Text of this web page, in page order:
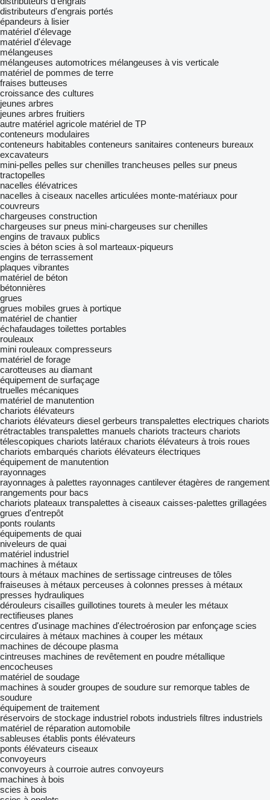
distributeurs d'engrais portés
épandeurs à lisier
matériel d'élevage
matériel d'élevage
mélangeuses
mélangeuses automotrices mélangeuses à vis verticale
matériel de pommes de terre
fraises butteuses
croissance des cultures
jeunes arbres
jeunes arbres fruitiers
autre matériel agricole matériel de TP
conteneurs modulaires
conteneurs habitables conteneurs sanitaires conteneurs bureaux
excavateurs
mini-pelles pelles sur chenilles trancheuses pelles sur pneus
tractopelles
nacelles élévatrices
nacelles à ciseaux nacelles articulées monte-matériaux pour
couvreurs
chargeuses construction
chargeuses sur pneus mini-chargeuses sur chenilles
engins de travaux publics
scies à béton scies à sol marteaux-piqueurs
engins de terrassement
plaques vibrantes
matériel de béton
bétonnières
grues
grues mobiles grues à portique
matériel de chantier
échafaudages toilettes portables
rouleaux
mini rouleaux compresseurs
matériel de forage
carotteuses au diamant
équipement de surfaçage
truelles mécaniques
matériel de manutention
chariots élévateurs
chariots élévateurs diesel gerbeurs transpalettes electriques chariots
rétractables transpalettes manuels chariots tracteurs chariots
télescopiques chariots latéraux chariots élévateurs à trois roues
chariots embarqués chariots élévateurs électriques
équipement de manutention
rayonnages
rayonnages à palettes rayonnages cantilever étagères de rangement
rangements pour bacs
chariots plateaux transpalettes à ciseaux caisses-palettes grillagées
grues d'entrepôt
ponts roulants
équipements de quai
niveleurs de quai
matériel industriel
machines à métaux
tours à métaux machines de sertissage cintreuses de tôles
fraiseuses à métaux perceuses à colonnes presses à métaux
presses hydrauliques
dérouleurs cisailles guillotines tourets à meuler les métaux
rectifieuses planes
centres d'usinage machines d'électroérosion par enfonçage scies
circulaires à métaux machines à couper les métaux
machines de découpe plasma
cintreuses machines de revêtement en poudre métallique
encocheuses
matériel de soudage
machines à souder groupes de soudure sur remorque tables de
soudure
équipement de traitement
réservoirs de stockage industriel robots industriels filtres industriels
matériel de réparation automobile
sableuses établis ponts élévateurs
ponts élévateurs ciseaux
convoyeurs
convoyeurs à courroie autres convoyeurs
machines à bois
scies à bois